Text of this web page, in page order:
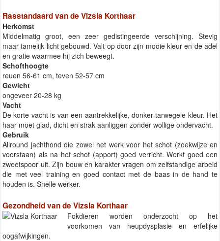
Rasstandaard van de Vizsla Korthaar
Herkomst
Middelmatig groot, een zeer gedistingeerde verschijning. Stevig
maar tamelijk licht gebouwd. Valt op door zijn mooie kleur en de adel
en gratie waarmee hij zich beweegt.
Schofthoogte
reuen 56-61 cm, teven 52-57 cm
Gewicht
ongeveer 20-28 kg
Vacht
De korte vacht is van een aantrekkelijke, donker-tarwegele kleur. Het
haar moet glad, dicht en strak aanliggen zonder wollige ondervacht.
Gebruik
Allround jachthond die zowel het werk voor het schot (zoekwijze en
voorstaan) als na het schot (apport) goed verricht. Werkt goed een
zweetspoor uit. Zijn bouw en karakter vragen om zelfstandige arbeid
die met veel training en goed contact met de baas in de hand te
houden is. Snelle werker.
Gezondheid van de Vizsla Korthaar
Fokdieren worden onderzocht op het
voorkomen van heupdysplasie en erfelijke
oogafwijkingen.